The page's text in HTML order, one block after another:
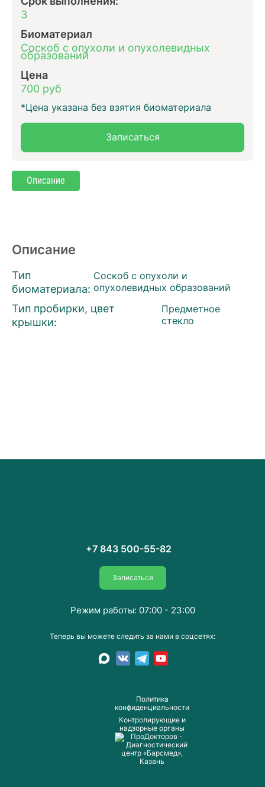
3
Биоматериал
Соскоб с опухоли и опухолевидных
образований
Цена
700 руб
*Цена указана без взятия биоматериала
Записаться
Описание
Описание
Тип
биоматериала:
Соскоб с опухоли и
опухолевидных образований
Тип пробирки, цвет
крышки:
Предметное
стекло
Пoлитика
конфиденциальности
Контролирующие и
надзорные органы
+7 843 500-55-82
Записаться
Теперь вы можете следить за нами в соцсетях:
Режим работы: 07:00 - 23:00